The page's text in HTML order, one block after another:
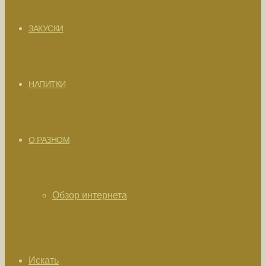
ЗАКУСКИ
НАПИТКИ
О РАЗНОМ
Обзор интернета
Искать